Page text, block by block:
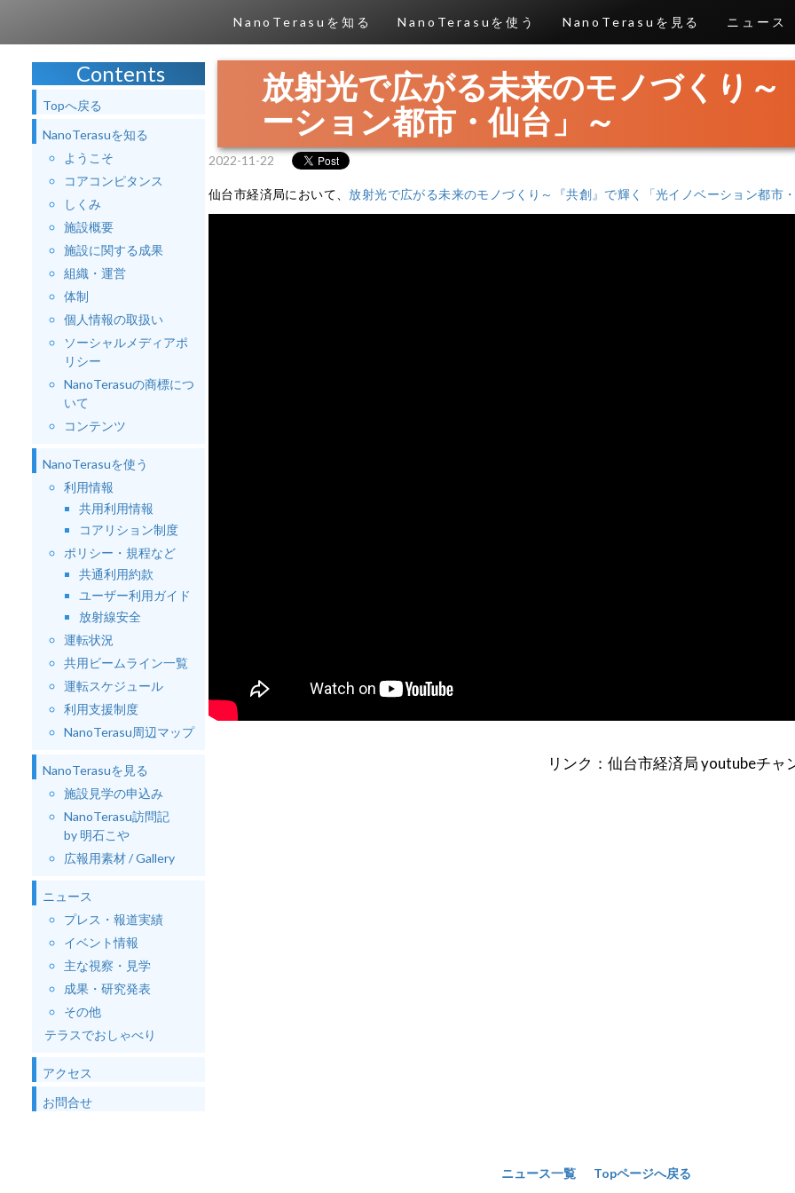
NanoTerasuを知る NanoTerasuを使う NanoTerasuを見る ニュース
Contents
Topへ戻る
NanoTerasuを知る
ようこそ
コアコンピタンス
しくみ
施設概要
施設に関する成果
組織・運営
体制
個人情報の取扱い
ソーシャルメディアポ
リシー
NanoTerasuの商標につ
いて
コンテンツ
NanoTerasuを使う
利用情報
共用利用情報
コアリション制度
ポリシー・規程など
共通利用約款
ユーザー利用ガイド
放射線安全
運転状況
共用ビームライン一覧
運転スケジュール
利用支援制度
NanoTerasu周辺マップ
NanoTerasuを見る
施設見学の申込み
NanoTerasu訪問記
by 明石こや
広報用素材 / Gallery
ニュース
プレス・報道実績
イベント情報
主な視察・見学
成果・研究発表
その他
テラスでおしゃべり
アクセス
お問合せ
放射光で広がる未来のモノづくり
ーション都市・仙台」～
2022-11-22
仙台市経済局において、 放射光で広がる未来のモノづくり～『共創』で輝く「光イノベーション都市
リンク：仙台市経済局 youtubeチャ
ニュース一覧 Topページへ戻る